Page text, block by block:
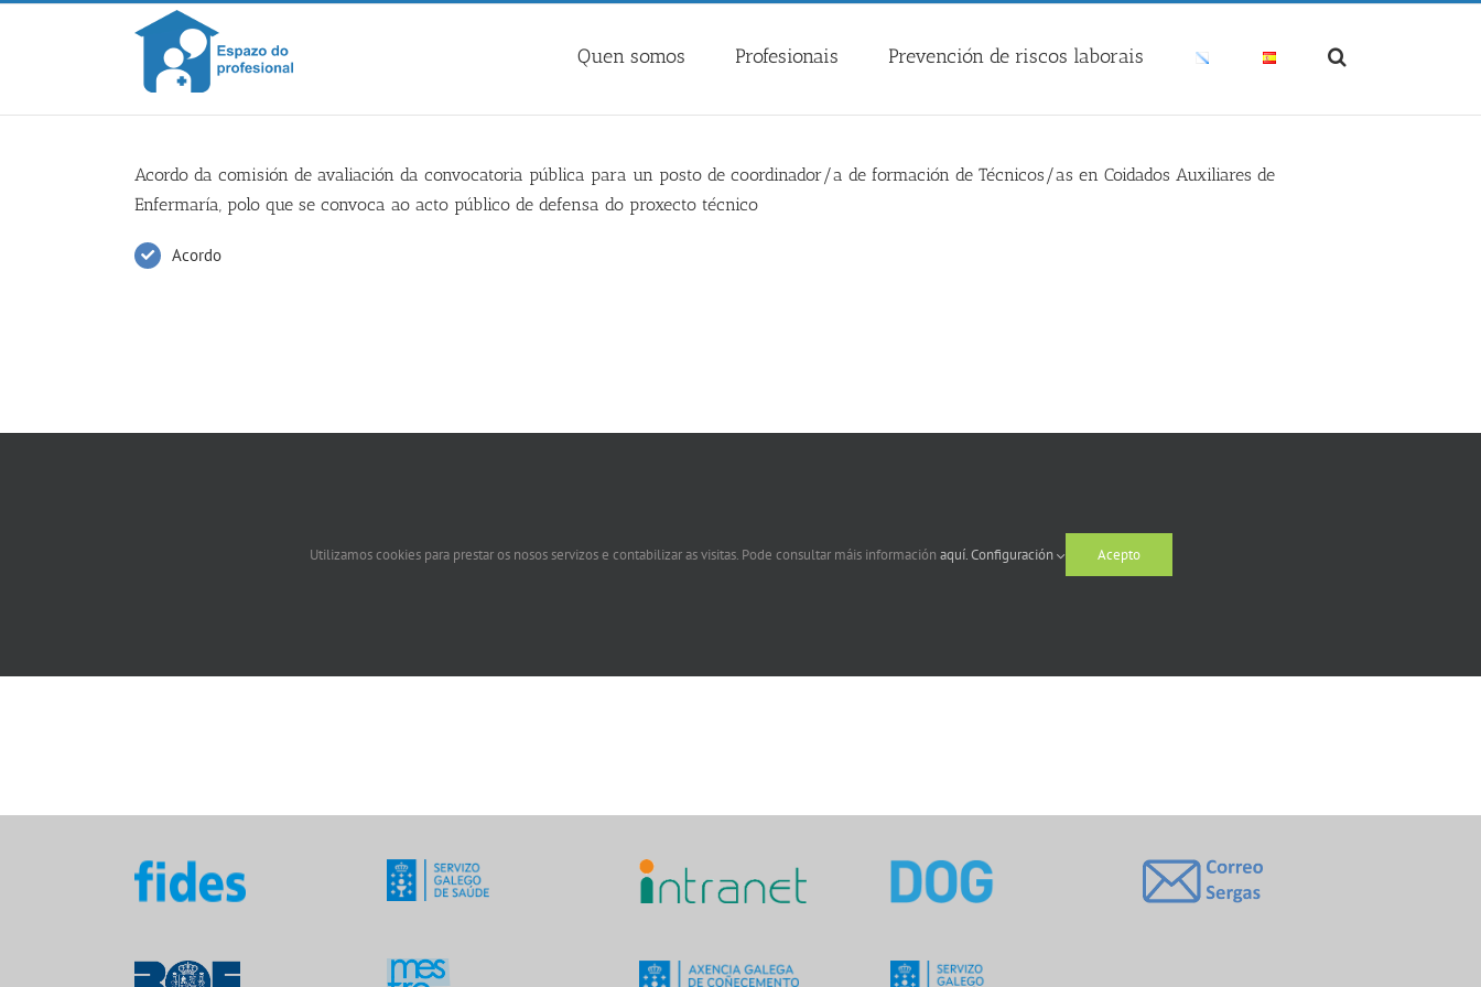
Skip
Quen somos Profesionais Prevención de riscos laborais
Acordo da comisión de avaliación da convocatoria pública para un posto de coordinador/a de formación de Técnicos/as en Coidados Auxiliares de
Enfermaría, polo que se convoca ao acto público de defensa do proxecto técnico
Acordo
Utilizamos cookies para prestar os nosos servizos e contabilizar as visitas. Pode consultar máis información aquí.Configuración Acepto